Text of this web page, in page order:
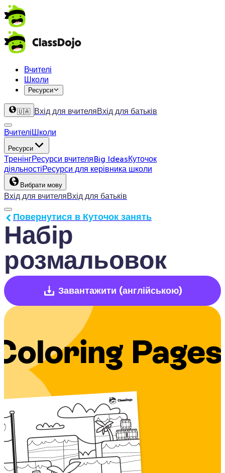
Вчителі
Школи
Ресурси
🇺🇦 Вхід для вчителяВхід для батьків
ВчителіШколи
Ресурси
ТренінгРесурси вчителяBig IdeasКуточок
діяльностіРесурси для керівника школи
Вибрати мову
Вхід для вчителяВхід для батьків
Набір
розмальовок
Повернутися в Куточок занять
Завантажити (англійською)